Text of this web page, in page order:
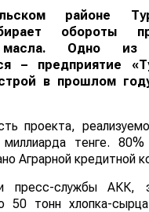
районе
обороты
масла. Одно из
– предприятие
в прошлом
проекта,
тенге.
Аграрной кредитной
пресс-службы АКК,
50 тонн хлопка-